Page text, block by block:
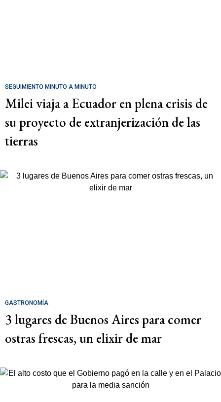
SEGUIMIENTO MINUTO A MINUTO
Milei viaja a Ecuador en plena crisis de
su proyecto de extranjerización de las
tierras
GASTRONOMÍA
3 lugares de Buenos Aires para comer
ostras frescas, un elixir de mar